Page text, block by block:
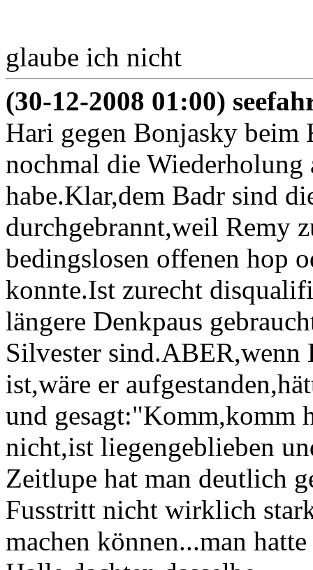
glaube ich nicht
(30-12-2008 01:00)
Hari gegen Bonjasky
nochmal die Wiederholung
habe.Klar,dem Badr sind
durchgebrannt,weil Remy
bedingslosen offenen hop
konnte.Ist zurecht
längere Denkpaus
Silvester sind.ABER,wenn
ist,wäre er
und gesagt:"Komm,komm
nicht,ist liegengeblieben
Zeitlupe hat man deutlich
Fusstritt nicht wirklich
machen können...man